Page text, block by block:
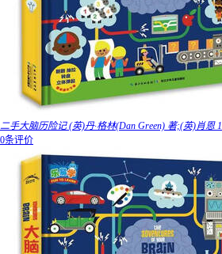
二手大脑历险记 (英)丹·格林(Dan Green) 著;(英)肖恩 1
0条评价